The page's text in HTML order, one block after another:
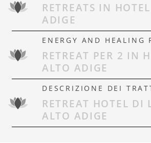
RETREATS IN
ADIGE
ENERGY AND HEALING
RETREAT PER 2 IN
ALTO ADIGE
DESCRIZIONE DEI
RETREAT HOTEL DI
ALTO ADIGE